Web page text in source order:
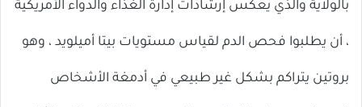
بالولاية والذي يعكس إرشادات إدارة الغذاء والدواء الأمريكية
، أن يطلبوا فحص الدم لقياس مستويات بيتا أميلويد ، وهو
بروتين يتراكم بشكل غير طبيعي في أدمغة الأشخاص